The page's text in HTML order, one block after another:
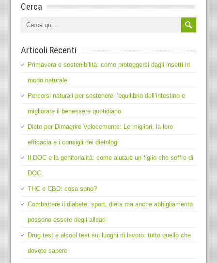
Cerca
Articoli Recenti
Primavera e sostenibilità: come proteggersi dagli insetti in
modo naturale
Percorsi naturali per sostenere l’equilibrio dell’intestino e
migliorare il benessere quotidiano
Diete per Dimagrire Velocemente: Le migliori, la loro
efficacia e i consigli dei dietologi
Il DOC e la genitorialità: come aiutare un figlio che soffre di
DOC
THC e CBD: cosa sono?
Combattere il diabete: sport, dieta ma anche abbigliamento
possono essere degli alleati
Drug test e alcool test sui luoghi di lavoro: tutto quello che
dovete sapere